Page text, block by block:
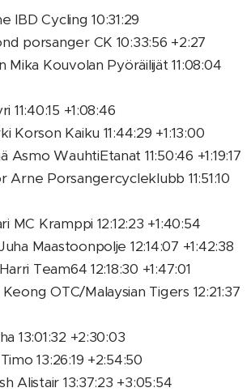
IBD Cycling 10:31:29
porsanger CK 10:33:56 +2:27
Mika Kouvolan Pyöräilijät 11:08:04
11:40:15 +1:08:46
Korson Kaiku 11:44:29 +1:13:00
Asmo WauhtiEtanat 11:50:46 +1:19:17
Arne Porsangercycleklubb 11:51:10
MC Kramppi 12:12:23 +1:40:54
Maastoonpolje 12:14:07 +1:42:38
Team64 12:18:30 +1:47:01
Keong OTC/Malaysian Tigers 12:21:37
13:01:32 +2:30:03
13:26:19 +2:54:50
Alistair 13:37:23 +3:05:54